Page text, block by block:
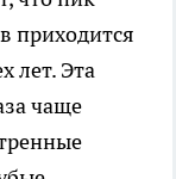
приходится
лет. Эта
чаще